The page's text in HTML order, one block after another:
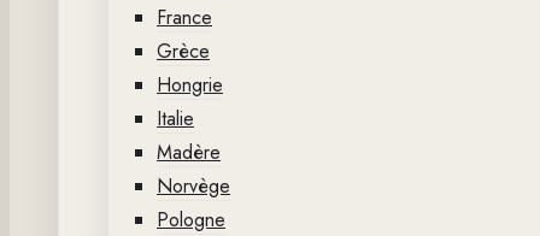
France
Grèce
Hongrie
Italie
Madère
Norvège
Pologne